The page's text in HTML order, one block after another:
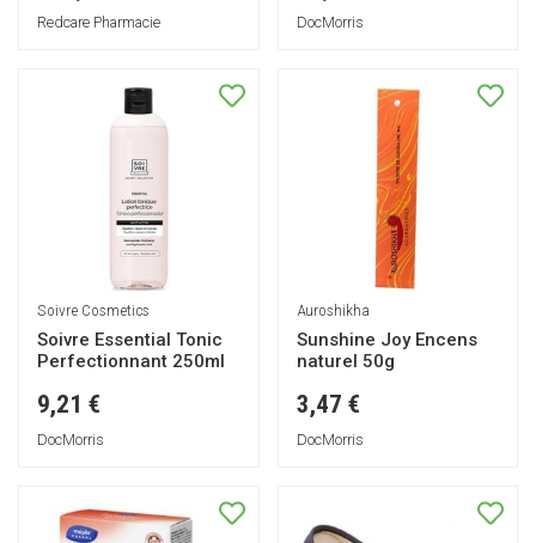
Redcare Pharmacie DocMorris
Soivre Cosmetics
Soivre Essential Tonic
Perfectionnant 250ml
9,21 €
DocMorris
Auroshikha
Sunshine Joy Encens
naturel 50g
3,47 €
DocMorris